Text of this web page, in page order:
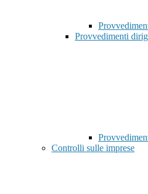
Provvedimenti
Controlli sulle imprese